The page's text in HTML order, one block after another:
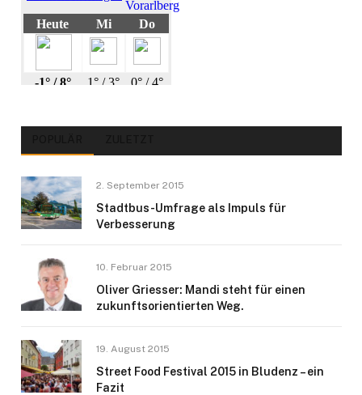
2. September 2015
Stadtbus-Umfrage als Impuls für
Verbesserung
10. Februar 2015
Oliver Griesser: Mandi steht für einen
zukunftsorientierten Weg.
19. August 2015
Street Food Festival 2015 in Bludenz – ein
Fazit